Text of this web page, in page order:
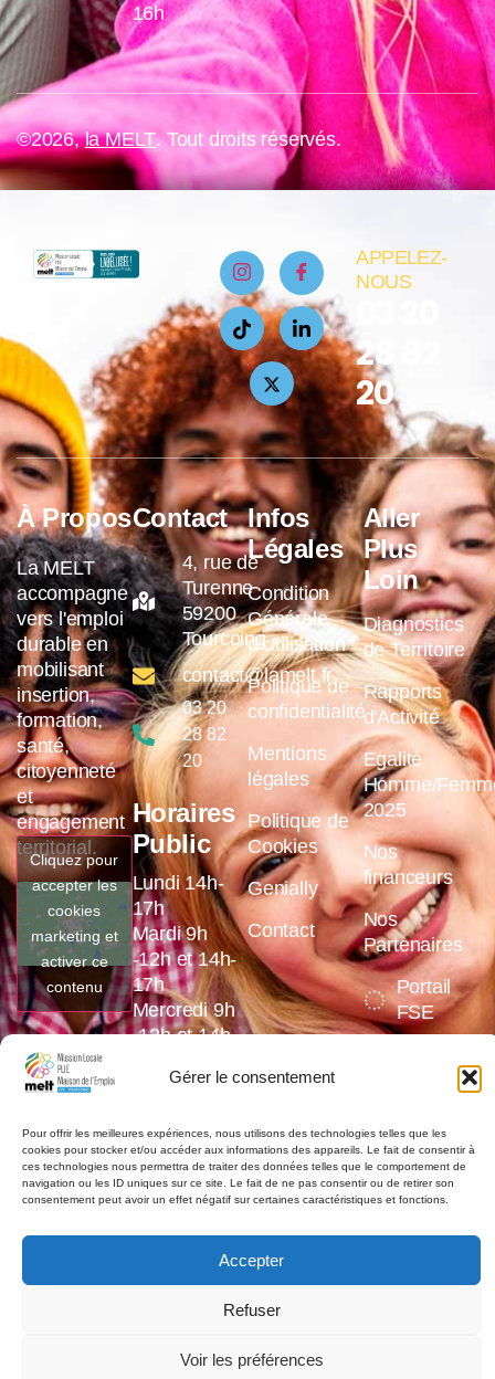
Gérer le consentement
Pour offrir les meilleures expériences, nous utilisons des technologies telles que les
cookies pour stocker et/ou accéder aux informations des appareils. Le fait de consentir à
ces technologies nous permettra de traiter des données telles que le comportement de
navigation ou les ID uniques sur ce site. Le fait de ne pas consentir ou de retirer son
consentement peut avoir un effet négatif sur certaines caractéristiques et fonctions.
Accepter
Refuser
Voir les préférences
16h
©2026,la MELT. Tout droits réservés.
APPELEZ-
NOUS
28 82
20
À Propos
La MELT
accompagne
vers l'emploi
durable en
mobilisant
insertion,
formation,
santé,
citoyenneté
et
engagement
territorial.
Cliquez pour
accepter les
cookies
marketing et
activer ce
contenu
Contact
4, rue de
Turenne
59200
Tourcoing
contact@lamelt.fr
03 20
28 82
20
Horaires
Public
Lundi 14h-
17h
Mardi 9h
-12h et 14h-
17h
Mercredi 9h
-12h et 14h-
Jeudi 9h
17h
Vendredi 9h
-12h et 14h-
Infos
Légales
Condition
Générale
d'Utilisation
Politique de
confidentialité
Mentions
légales
Politique de
Cookies
Genially
Contact
Aller
Plus
Loin
Diagnostics
de Territoire
Rapports
d'Activité
Egalité
Homme/
2025
Nos
financeurs
Nos
Partenaires
Portail
FSE